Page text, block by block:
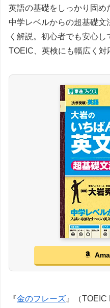
英語の基礎をしっかり固め
中学レベルからの超基礎
く解説。初心者でも安心
TOEIC、英検にも幅広く対
『金のフレーズ』（TOEIC